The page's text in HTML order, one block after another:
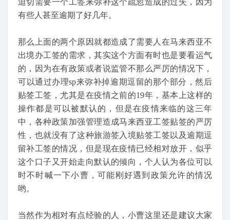
迫切需要一个工签来弥补这个疏忽造成的过失，因为
有些人甚至逾期了好几年。
那么上面的两个原因就都造成了需要人在马来西亚不
出境办工签的需求，其实这个方面有时也是要看运气
的，因为在有政策或者说监管不那么严厉的情况下，
可以通过办理sp来弥补掉逾期逗留的那个部分，然后
贴签工签，尤其是在疫情之前的19年，基本上这样的
操作都是可以被默认的，但是在疫情来临的这三年
中，各种政策加强管理造成马来西亚工签贴签的严厉
性，也就没有了这种旅游签入境贴签工签以及逾期逗
留补工签的情况，但是现在疫情已经相对放开，似乎
这个口子又开始走向默认的倾向，个人认为各位可以
时不时喊一下小曹，可能刚好遇到政策允许的情况
哟。
当然作为相对有点经验的人，小曹这里还是建议大家